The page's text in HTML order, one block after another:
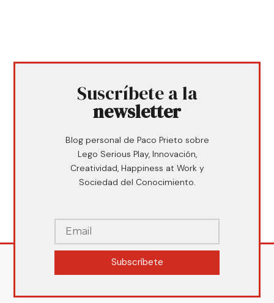
Suscríbete a la
newsletter
Blog personal de Paco Prieto sobre
Lego Serious Play, Innovación,
Creatividad, Happiness at Work y
Sociedad del Conocimiento.
Subscríbete